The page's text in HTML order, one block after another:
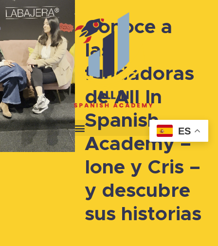
ES
Conoce a
las
fundadoras
de All In
Spanish
Academy –
Ione y Cris –
y descubre
sus historias